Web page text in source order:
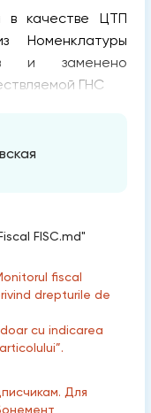
в качестве ЦТП
Номенклатуры
и заменено
ГНС
FISC.md"
fiscal
drepturile de
cu indicarea
Для